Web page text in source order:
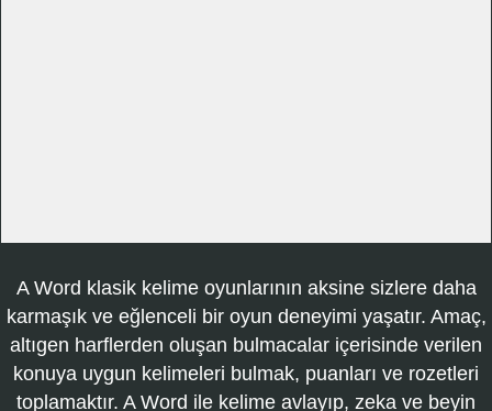
A Word klasik kelime oyunlarının aksine sizlere daha
karmaşık ve eğlenceli bir oyun deneyimi yaşatır. Amaç,
altıgen harflerden oluşan bulmacalar içerisinde verilen
konuya uygun kelimeleri bulmak, puanları ve rozetleri
toplamaktır. A Word ile kelime avlayıp, zeka ve beyin